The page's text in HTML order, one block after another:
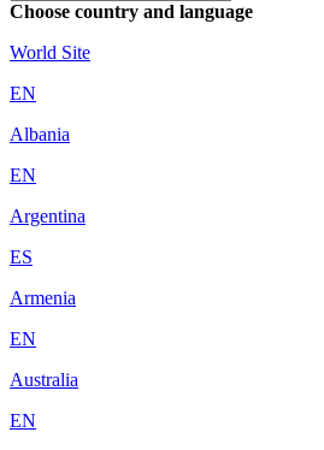
Choose country and language
World Site
EN
Albania
EN
Argentina
ES
Armenia
EN
Australia
EN